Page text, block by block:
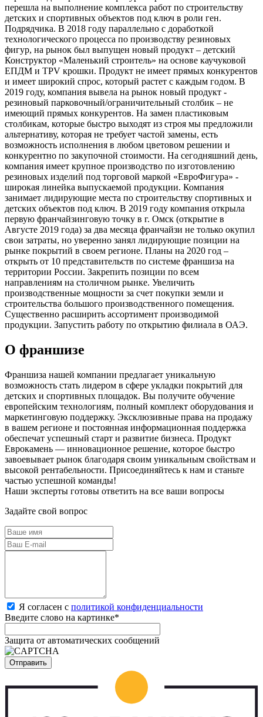
перешла на выполнение комплекса работ по строительству
детских и спортивных объектов под ключ в роли ген.
Подрядчика. В 2018 году параллельно с доработкой
технологического процесса по производству резиновых
фигур, на рынок был выпущен новый продукт – детский
Конструктор «Маленький строитель» на основе каучуковой
ЕПДМ и TPV крошки. Продукт не имеет прямых конкурентов
и имеет широкий спрос, который растет с каждым годом. В
2019 году, компания вывела на рынок новый продукт -
резиновый парковочный/ограничительный столбик – не
имеющий прямых конкурентов. На замен пластиковым
столбикам, которые быстро выходят из строя мы предложили
альтернативу, которая не требует частой замены, есть
возможность исполнения в любом цветовом решении и
конкурентно по закупочной стоимости. На сегодняшний день,
компания имеет крупное производство по изготовлению
резиновых изделий под торговой маркой «ЕвроФигура» -
широкая линейка выпускаемой продукции. Компания
занимает лидирующие места по строительству спортивных и
детских объектов под ключ. В 2019 году компания открыла
первую франчайзинговую точку в г. Омск (открытие в
Августе 2019 года) за два месяца франчайзи не только окупил
свои затраты, но уверенно занял лидирующие позиции на
рынке покрытий в своем регионе. Планы на 2020 год –
открыть от 10 представительств по системе франшиза на
территории России. Закрепить позиции по всем
направлениям на столичном рынке. Увеличить
производственные мощности за счет покупки земли и
строительства большого производственного помещения.
Существенно расширить ассортимент производимой
продукции. Запустить работу по открытию филиала в ОАЭ.
О франшизе
Франшиза нашей компании предлагает уникальную
возможность стать лидером в сфере укладки покрытий для
детских и спортивных площадок. Вы получите обучение
европейским технологиям, полный комплект оборудования и
маркетинговую поддержку. Эксклюзивные права на продажу
в вашем регионе и постоянная информационная поддержка
обеспечат успешный старт и развитие бизнеса. Продукт
Еврокамень — инновационное решение, которое быстро
завоевывает рынок благодаря своим уникальным свойствам и
высокой рентабельности. Присоединяйтесь к нам и станьте
частью успешной команды!
Наши эксперты готовы ответить на все ваши вопросы
Задайте свой вопрос
Я согласен с политикой конфиденциальности
Введите слово на картинке*
Защита от автоматических сообщений